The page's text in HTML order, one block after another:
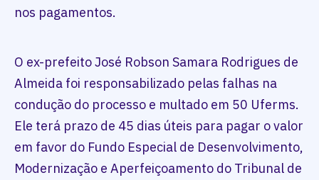
nos pagamentos.
O ex-prefeito José Robson Samara Rodrigues de
Almeida foi responsabilizado pelas falhas na
condução do processo e multado em 50 Uferms.
Ele terá prazo de 45 dias úteis para pagar o valor
em favor do Fundo Especial de Desenvolvimento,
Modernização e Aperfeiçoamento do Tribunal de